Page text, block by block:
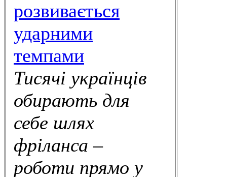
розвивається
ударними
темпами
Тисячі українців
обирають для
себе шлях
фріланса –
роботи прямо у